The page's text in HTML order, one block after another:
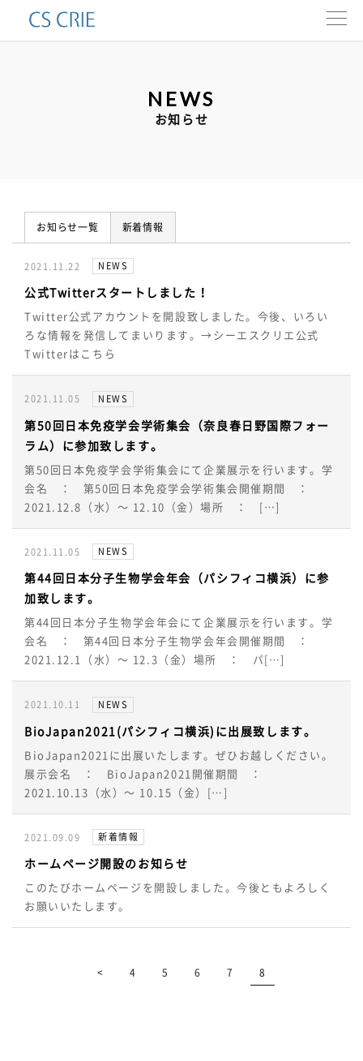
お問い合わせ
ENG.
NEWS
お知らせ
お知らせ一覧 新着情報
2021.11.22 NEWS
公式Twitterスタートしました！
Twitter公式アカウントを開設致しました。今後、いろい
ろな情報を発信してまいります。→シーエスクリエ公式
Twitterはこちら
2021.11.05 NEWS
第50回日本免疫学会学術集会（奈良春日野国際フォー
ラム）に参加致します。
第50回日本免疫学会学術集会にて企業展示を行います。学
会名 ： 第50回日本免疫学会学術集会開催期間 ：
2021.12.8（水）～ 12.10（金）場所 ： […]
2021.11.05 NEWS
第44回日本分子生物学会年会（パシフィコ横浜）に参
加致します。
第44回日本分子生物学会年会にて企業展示を行います。学
会名 ： 第44回日本分子生物学会年会開催期間 ：
2021.12.1（水）～ 12.3（金）場所 ： パ[…]
2021.10.11 NEWS
BioJapan2021(パシフィコ横浜)に出展致します。
BioJapan2021に出展いたします。ぜひお越しください。
展示会名 ： BioJapan2021開催期間 ：
2021.10.13（水）～ 10.15（金）[…]
2021.09.09 新着情報
ホームページ開設のお知らせ
このたびホームページを開設しました。今後ともよろしく
お願いいたします。
< 4 5 6 7 8